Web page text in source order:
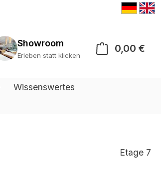
Showroom
Erleben statt klicken
0,00 €
Wissenswertes
Etage 7